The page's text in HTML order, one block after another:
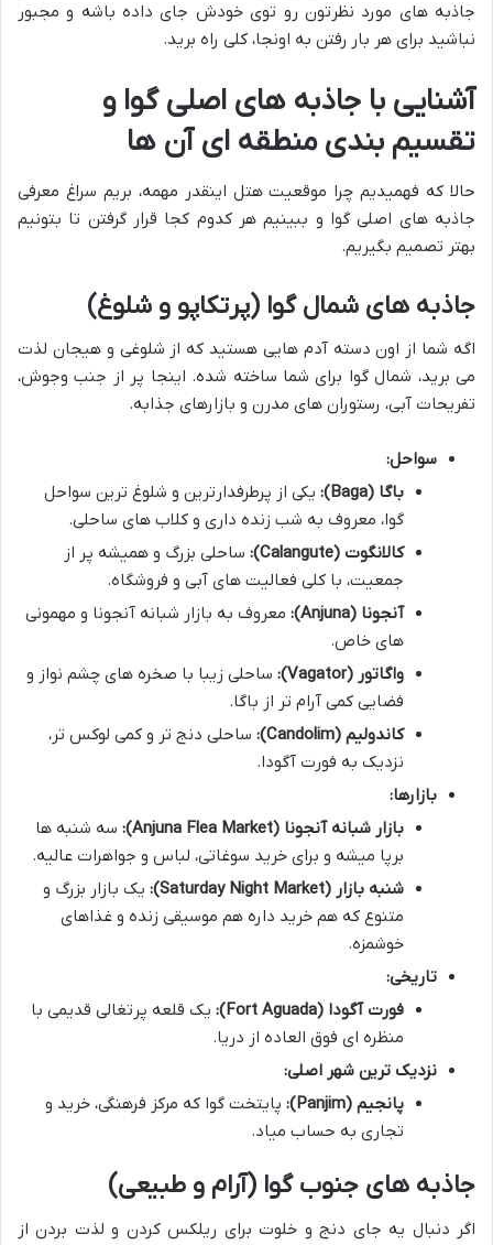
جاذبه های مورد نظرتون رو توی خودش جای داده باشه و مجبور
نباشید برای هر بار رفتن به اونجا، کلی راه برید.
آشنایی با جاذبه های اصلی گوا و
تقسیم بندی منطقه ای آن ها
حالا که فهمیدیم چرا موقعیت هتل اینقدر مهمه، بریم سراغ معرفی
جاذبه های اصلی گوا و ببینیم هر کدوم کجا قرار گرفتن تا بتونیم
بهتر تصمیم بگیریم.
جاذبه های شمال گوا (پرتکاپو و شلوغ)
اگه شما از اون دسته آدم هایی هستید که از شلوغی و هیجان لذت
می برید، شمال گوا برای شما ساخته شده. اینجا پر از جنب وجوش،
تفریحات آبی، رستوران های مدرن و بازارهای جذابه.
سواحل:
باگا (Baga):
یکی از پرطرفدارترین و شلوغ ترین سواحل
گوا، معروف به شب زنده داری و کلاب های ساحلی.
کالانگوت (Calangute):
ساحلی بزرگ و همیشه پر از
جمعیت، با کلی فعالیت های آبی و فروشگاه.
آنجونا (Anjuna):
معروف به بازار شبانه آنجونا و مهمونی
های خاص.
واگاتور (Vagator):
ساحلی زیبا با صخره های چشم نواز و
فضایی کمی آرام تر از باگا.
کاندولیم (Candolim):
ساحلی دنج تر و کمی لوکس تر،
نزدیک به فورت آگودا.
بازارها:
بازار شبانه آنجونا (Anjuna Flea Market):
سه شنبه ها
برپا میشه و برای خرید سوغاتی، لباس و جواهرات عالیه.
شنبه بازار (Saturday Night Market):
یک بازار بزرگ و
متنوع که هم خرید داره هم موسیقی زنده و غذاهای
خوشمزه.
تاریخی:
فورت آگودا (Fort Aguada):
یک قلعه پرتغالی قدیمی با
منظره ای فوق العاده از دریا.
نزدیک ترین شهر اصلی:
پانجیم (Panjim):
پایتخت گوا که مرکز فرهنگی، خرید و
تجاری به حساب میاد.
جاذبه های جنوب گوا (آرام و طبیعی)
اگر دنبال یه جای دنج و خلوت برای ریلکس کردن و لذت بردن از